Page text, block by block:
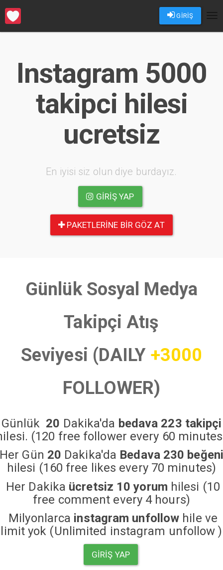
GİRİŞ
Instagram 5000
takipci hilesi
ucretsiz
En iyisi siz olun diye burdayız.
GIRIŞ YAP
PAKETLERINE BIR GÖZ AT
Günlük Sosyal Medya
Takipçi Atış
Seviyesi (DAILY +3000
FOLLOWER)
Günlük 20 Dakika'da bedava 223 takipçi
(120 free follower every 60
Her Gün 20 Dakika'da Bedava 230 beğeni
hilesi (160 free likes every 70 minutes)
Her Dakika ücretsiz 10 yorum hilesi (10
free comment every 4 hours)
Milyonlarca instagram unfollow hile ve
limit yok (Unlimited instagram unfollow )
GIRIŞ YAP